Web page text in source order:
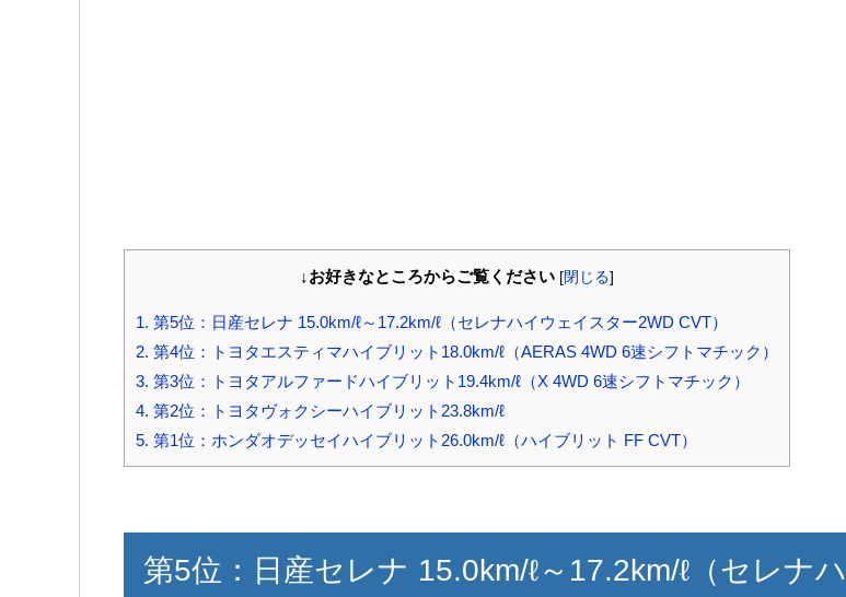
↓お好きなところからご覧ください [閉じる]
1. 第5位：日産セレナ 15.0km/ℓ～17.2km/ℓ（セレナハイウェイスター2WD CVT）
2. 第4位：トヨタエスティマハイブリット18.0km/ℓ（AERAS 4WD 6速シフトマチック）
3. 第3位：トヨタアルファードハイブリット19.4km/ℓ（X 4WD 6速シフトマチック）
4. 第2位：トヨタヴォクシーハイブリット23.8km/ℓ
5. 第1位：ホンダオデッセイハイブリット26.0km/ℓ（ハイブリット FF CVT）
第5位：日産セレナ 15.0km/ℓ～17.2km/ℓ（セレナハ